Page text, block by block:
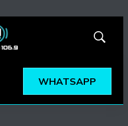
Mostrar
WHATSAPP